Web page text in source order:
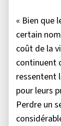
« Bien que
certain
coût de la
continuent
ressentent
pour leurs
Perdre un